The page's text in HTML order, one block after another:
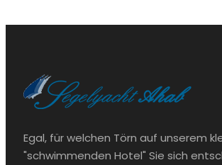
Egal, für welchen Törn auf unserem
"schwimmenden Hotel" Sie sich